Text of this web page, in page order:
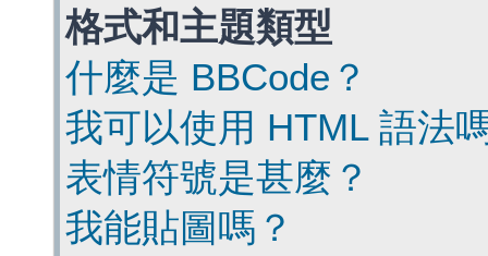
格式和主題類型
什麼是 BBCode？
我可以使用 HTML 語法
表情符號是甚麼？
我能貼圖嗎？